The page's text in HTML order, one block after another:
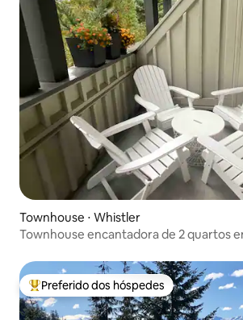
Townhouse ⋅ Whistler
Townhouse encantadora de 2 quartos
Entre os melhores preferidos dos
Preferido dos hóspedes